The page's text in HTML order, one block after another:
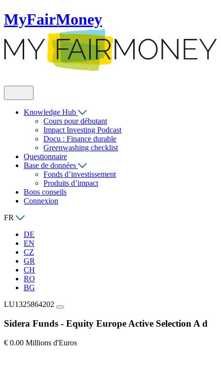
MyFairMoney
Knowledge Hub
Cours pour débutant
Impact Investing Podcast
Docu : Finance durable
Greenwashing checklist
Questionnaire
Base de données
Fonds d’investissement
Produits d’impact
Bons conseils
Connexion
FR
DE
EN
CZ
GR
CH
RO
BG
LU1325864202
Sidera Funds - Equity Europe Active Selection A d
€ 0.00 Millions d'Euros